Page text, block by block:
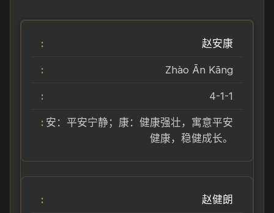
赵安康
Zhào Ān Kāng
4-1-1
安：平安宁静；康：健康强壮，寓意平安
健康，稳健成长。
赵健朗